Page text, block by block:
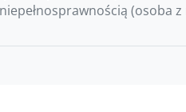
(osoba